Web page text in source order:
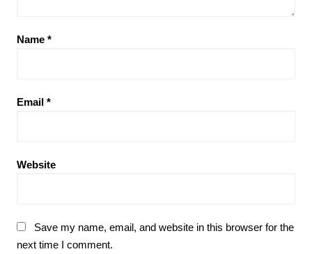
Name *
Email *
Website
Save my name, email, and website in this browser for the
next time I comment.